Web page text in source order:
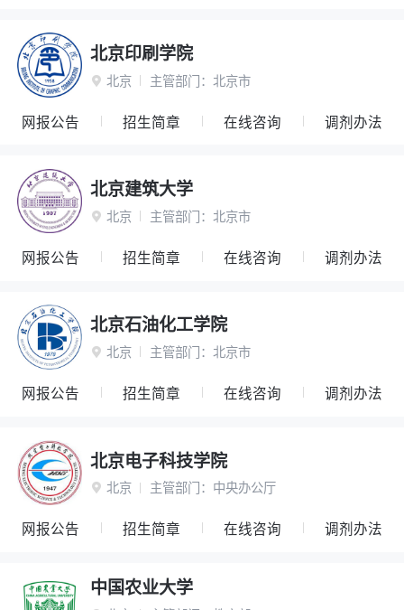
北京印刷学院
 北京 主管部门： 北京市
网报公告 招生简章 在线咨询 调剂办法
北京建筑大学
 北京 主管部门： 北京市
网报公告 招生简章 在线咨询 调剂办法
北京石油化工学院
 北京 主管部门： 北京市
网报公告 招生简章 在线咨询 调剂办法
北京电子科技学院
 北京 主管部门： 中央办公厅
网报公告 招生简章 在线咨询 调剂办法
中国农业大学